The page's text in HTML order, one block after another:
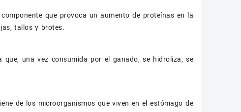
que provoca un aumento de proteínas en la
tallos y brotes.
una vez consumida por el ganado, se hidroliza, se
de los microorganismos que viven en el estómago de